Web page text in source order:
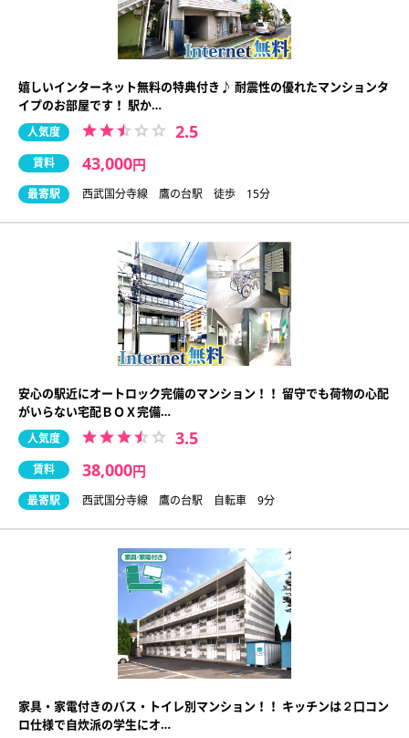
嬉しいインターネット無料の特典付き♪ 耐震性の優れたマンションタ
イプのお部屋です！ 駅か…
人気度 2.5
賃料 43,000円
最寄駅 西武国分寺線 鷹の台駅 徒歩 15分
安心の駅近にオートロック完備のマンション！！ 留守でも荷物の心配
がいらない宅配ＢＯＸ完備…
人気度 3.5
賃料 38,000円
最寄駅 西武国分寺線 鷹の台駅 自転車 9分
家具・家電付きのバス・トイレ別マンション！！ キッチンは２口コン
ロ仕様で自炊派の学生にオ…